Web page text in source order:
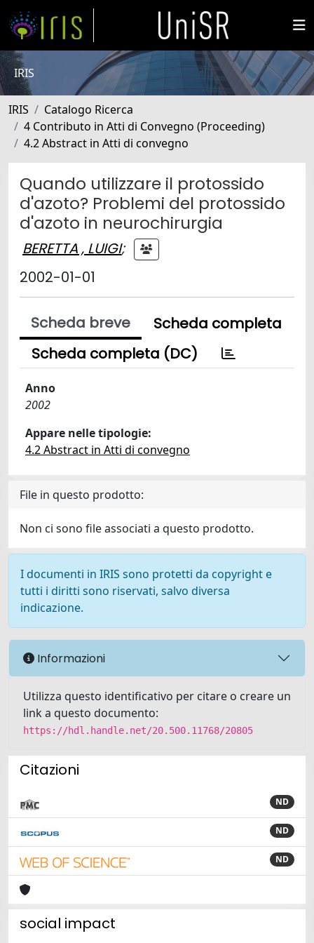
IRIS
IRIS
Catalogo Ricerca
4 Contributo in Atti di Convegno (Proceeding)
4.2 Abstract in Atti di convegno
Quando utilizzare il protossido
d'azoto? Problemi del protossido
d'azoto in neurochirurgia
BERETTA , LUIGI;
2002-01-01
Scheda breve
Scheda completa
Scheda completa (DC)
Anno
2002
Appare nelle tipologie:
4.2 Abstract in Atti di convegno
File in questo prodotto:
Non ci sono file associati a questo prodotto.
I documenti in IRIS sono protetti da copyright e
tutti i diritti sono riservati, salvo diversa
indicazione.
Informazioni
Utilizza questo identificativo per citare o creare un
link a questo documento:
https://hdl.handle.net/20.500.11768/20805
Citazioni
ND
ND
ND
social impact